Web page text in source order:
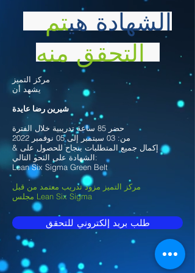
الشهادة هيتم
مركز التميز
يشهد أن
شيرين رضا عايدة
حضر 85 ساعة تدريبية خلال الفترة
من: 03 سبتمبر إلى 05 نوفمبر 2022
& إكمال جميع المتطلبات بنجاح للحصول على
الشهادة على النحو التالي:
Lean Six Sigma Green Belt
مركز التميز مزود تدريب معتمد من قبل
مجلس Lean Six Sigma
طلب بريد إلكتروني للتحقق